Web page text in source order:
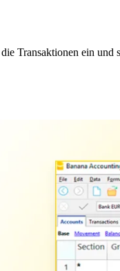
Transaktionen ein und